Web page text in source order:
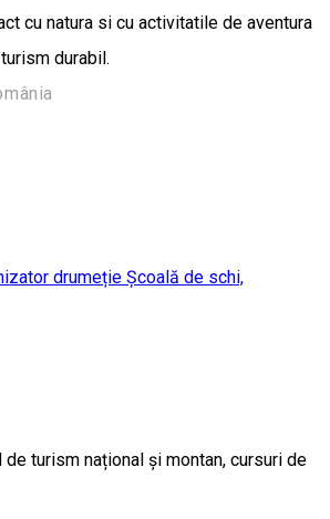
cu natura si cu activitatile de aventura
durabil.
drumeție Școală de schi,
de turism național și montan, cursuri de